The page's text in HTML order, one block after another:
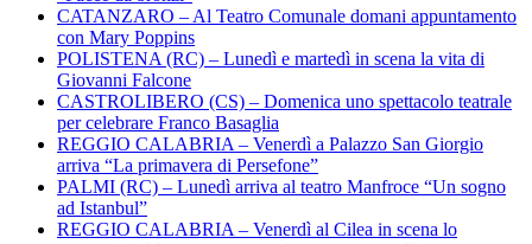
CATANZARO – Al Teatro Comunale domani appuntamento
con Mary Poppins
POLISTENA (RC) – Lunedì e martedì in scena la vita di
Giovanni Falcone
CASTROLIBERO (CS) – Domenica uno spettacolo teatrale
per celebrare Franco Basaglia
REGGIO CALABRIA – Venerdì a Palazzo San Giorgio
arriva “La primavera di Persefone”
PALMI (RC) – Lunedì arriva al teatro Manfroce “Un sogno
ad Istanbul”
REGGIO CALABRIA – Venerdì al Cilea in scena lo